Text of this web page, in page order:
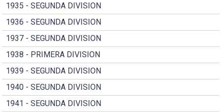
1935 - SEGUNDA DIVISION
1936 - SEGUNDA DIVISION
1937 - SEGUNDA DIVISION
1938 - PRIMERA DIVISION
1939 - SEGUNDA DIVISION
1940 - SEGUNDA DIVISION
1941 - SEGUNDA DIVISION